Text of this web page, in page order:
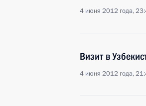
4 июня 2012 года,
Визит в
4 июня 2012 года,